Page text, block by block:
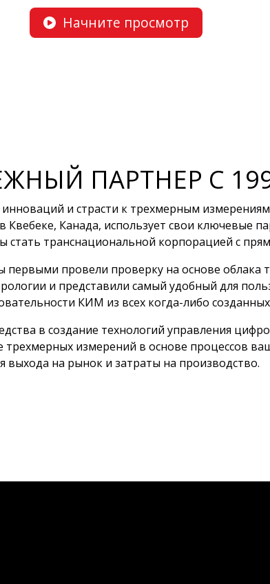
Начните просмотр
ПАРТНЕР С
и страсти к трехмерным
Квебеке, Канада, использует свои ключевые
стать транснациональной корпорацией с
первыми провели проверку на основе
и представили самый удобный для
КИМ из всех когда-либо
в создание технологий управления
измерений в основе процессов
выхода на рынок и затраты на производство.